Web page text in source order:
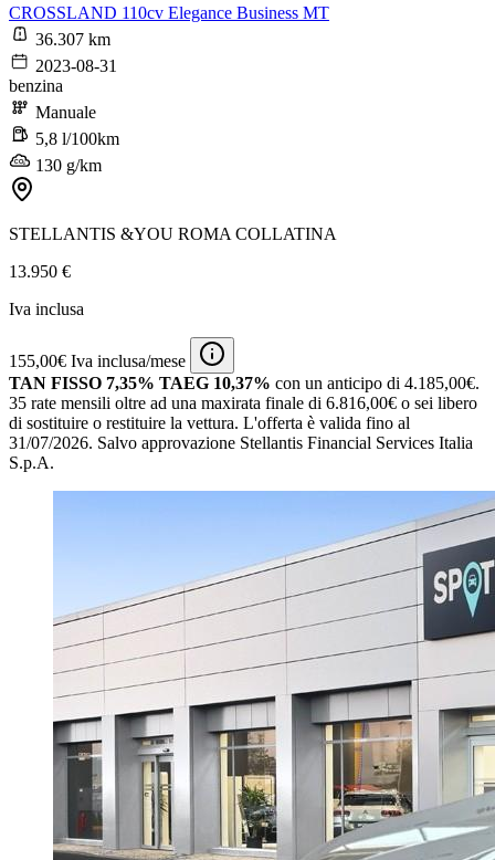
CROSSLAND 110cv Elegance Business MT
36.307 km
2023-08-31
benzina
Manuale
5,8 l/100km
130 g/km
STELLANTIS &YOU ROMA COLLATINA
13.950 €
Iva inclusa
155,00€ Iva inclusa/mese
TAN FISSO 7,35% TAEG 10,37% con un anticipo di 4.185,00€.
35 rate mensili oltre ad una maxirata finale di 6.816,00€ o sei libero
di sostituire o restituire la vettura. L'offerta è valida fino al
31/07/2026. Salvo approvazione Stellantis Financial Services Italia
S.p.A.